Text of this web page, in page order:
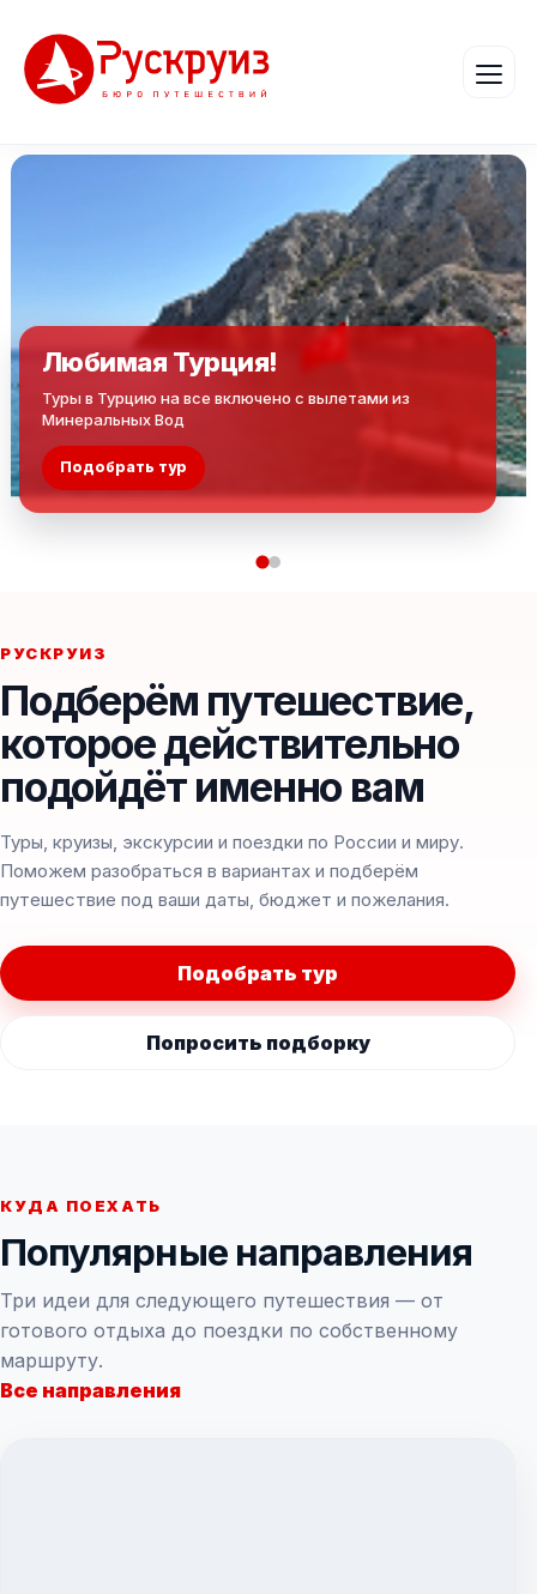
Любимая Турция!
Туры в Турцию на все включено с вылетами из
Минеральных Вод
Подобрать тур
РУСКРУИЗ
Подберём путешествие,
которое действительно
подойдёт именно вам
Туры, круизы, экскурсии и поездки по России и миру.
Поможем разобраться в вариантах и подберём
путешествие под ваши даты, бюджет и пожелания.
Подобрать тур
Попросить подборку
КУДА ПОЕХАТЬ
Популярные направления
Три идеи для следующего путешествия — от
готового отдыха до поездки по собственному
маршруту.
Все направления